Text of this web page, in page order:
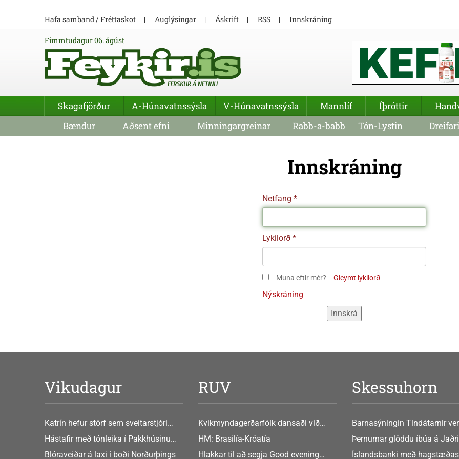
fimmtudagur 06. ágúst
Innskráning
Netfang
Lykilorð
Muna eftir mér? Gleymt lykilorð
Nýskráning
Hafa samband / Fréttaskot Auglýsingar Áskrift RSS Innskráning
Skagafjörður A-Húnavatnssýsla V-Húnavatnssýsla Mannlíf Íþróttir
Bændur
Aðsent efni Minningargreinar Rabb-a-babb Tón-Lystin
Vikudagur
Katrín hefur störf sem sveitarstjóri
Þingeyjarsveitar
Hástafir með tónleika í Pakkhúsinu
Hafnarstræti 19
Blóraveiðar á laxi í boði Norðurþings
RUV
Kvikmyndagerðarfólk dansaði við
GusGus
HM: Brasilía-Króatía
Hlakkar til að segja Good evening
Skessuhorn
Barnasýningin Tindátarnir
Bókasafni Akraness í dag ?
eftir Soffíu Björg
Þernurnar glöddu íbúa á Jaðri
Íslandsbanki með